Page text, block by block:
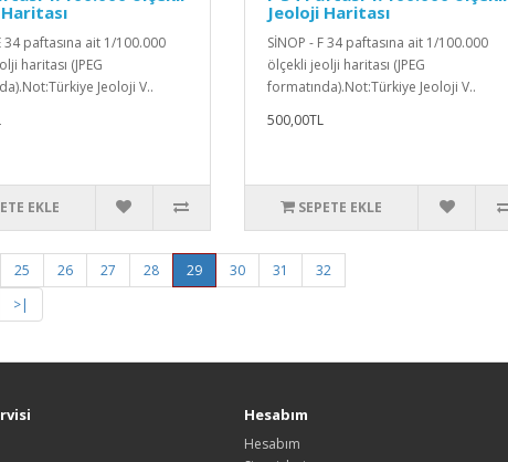
34 paftasına ait 1/100.000
haritası (JPEG
Jeoloji V..
EKLE
Jeoloji Haritası
SİNOP - F 34 paftasına ait 1/100.000
ölçekli jeolji haritası (JPEG
formatında).Not:Türkiye Jeoloji V..
500,00TL
SEPETE EKLE
25 26 27 28 29 30 31
32
>|
Hesabım
Hesabım